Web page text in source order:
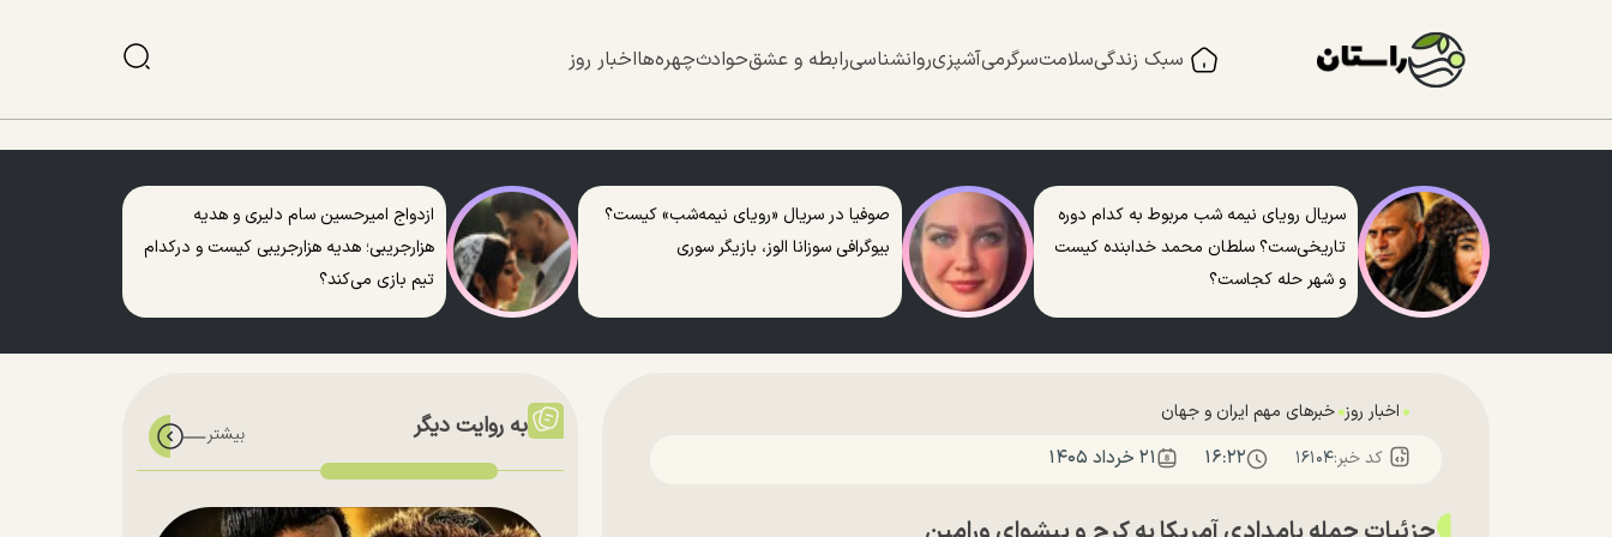
سبک زندگیسلامتسرگرمیآشپزیروانشناسیرابطه و عشقحوادثچهره‌هااخبار روز
سریال رویای نیمه شب مربوط به کدام دوره
تاریخی‌ست؟ سلطان محمد خدابنده کیست
و شهر حله کجاست؟
صوفیا در سریال «رویای نیمه‌شب» کیست؟
بیوگرافی سوزانا الوز، بازیگر سوری
ازدواج امیرحسین سام دلیری و هدیه
هزارجریبی؛ هدیه هزارجریبی کیست و درکدام
تیم بازی می‌کند؟
اخبار روز خبرهای مهم ایران و جهان
کد خبر:۱۶۱۰۴ ۱۶:۲۲ ۲۱ خرداد ۱۴۰۵
به روایت دیگر